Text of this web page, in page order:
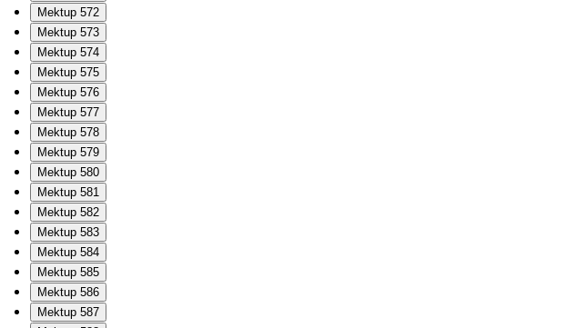
Mektup 572
Mektup 573
Mektup 574
Mektup 575
Mektup 576
Mektup 577
Mektup 578
Mektup 579
Mektup 580
Mektup 581
Mektup 582
Mektup 583
Mektup 584
Mektup 585
Mektup 586
Mektup 587